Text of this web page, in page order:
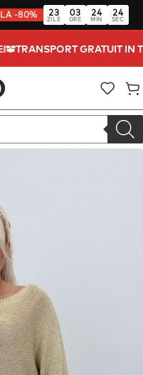
-80% 23
ZILE
03
ORE
24
MIN
23
SEC
LEI TRANSPORT GRATUIT